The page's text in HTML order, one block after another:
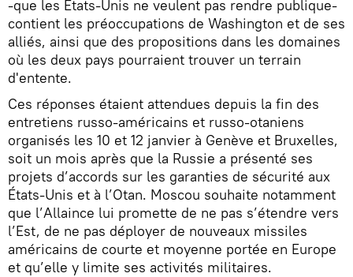
-que les États-Unis ne veulent pas rendre publique-
contient les préoccupations de Washington et de ses
alliés, ainsi que des propositions dans les domaines
où les deux pays pourraient trouver un terrain
d'entente.
Ces réponses étaient attendues depuis la fin des
entretiens russo-américains et russo-otaniens
organisés les 10 et 12 janvier à Genève et Bruxelles,
soit un mois après que la Russie a présenté ses
projets d’accords sur les garanties de sécurité aux
États-Unis et à l’Otan. Moscou souhaite notamment
que l’Allaince lui promette de ne pas s’étendre vers
l’Est, de ne pas déployer de nouveaux missiles
américains de courte et moyenne portée en Europe
et qu’elle y limite ses activités militaires.